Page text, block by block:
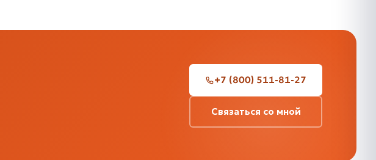
+7 (800) 511-81-27
Связаться со мной